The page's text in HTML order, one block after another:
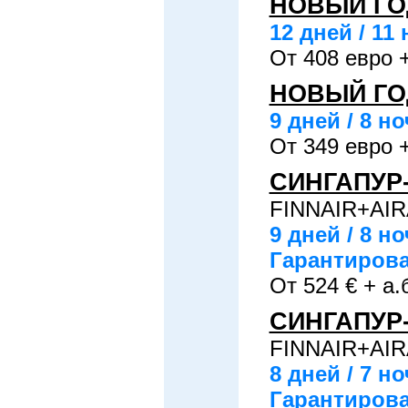
НОВЫЙ
12 дней / 11
От 408 евро
НОВЫЙ
9 дней / 8
От 349 евро
9 дней / 8
От 524 € +
8 дней / 7